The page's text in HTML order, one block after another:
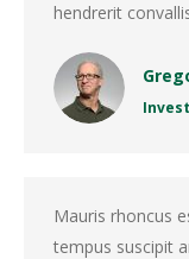
hendrerit
Mauris rhoncus
tempus suscipit